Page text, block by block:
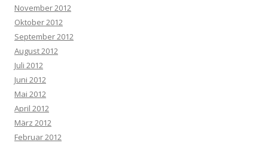
November 2012
Oktober 2012
September 2012
August 2012
Juli 2012
Juni 2012
Mai 2012
April 2012
März 2012
Februar 2012